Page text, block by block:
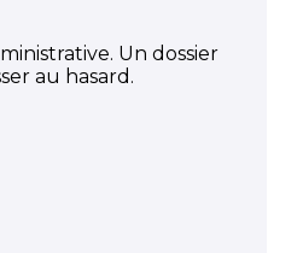
Un dossier
au hasard.